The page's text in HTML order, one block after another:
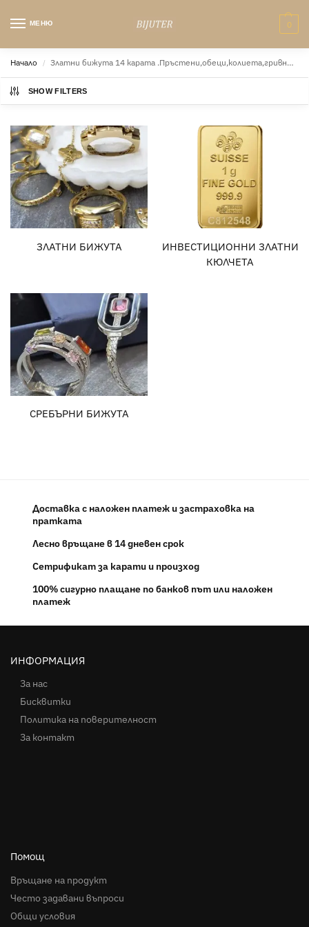
МЕНЮ 0
Начало / Златни бижута 14 карата .Пръстени,обеци,колиета,гривни,ланци и синджири
SHOW FILTERS
ЗЛАТНИ БИЖУТА
ИНВЕСТИЦИОННИ ЗЛАТНИ
КЮЛЧЕТА
СРЕБЪРНИ БИЖУТА
Доставка с наложен платеж и застраховка на
пратката
Лесно връщане в 14 дневен срок
Сетрификат за карати и произход
100% сигурно плащане по банков път или наложен
платеж
ИНФОРМАЦИЯ
За нас
Бисквитки
Политика на поверителност
За контакт
Помощ
Връщане на продукт
Често задавани въпроси
Общи условия